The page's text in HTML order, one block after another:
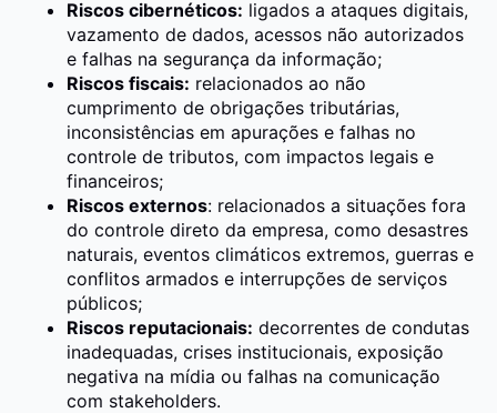
Riscos cibernéticos: ligados a ataques digitais,
vazamento de dados, acessos não autorizados
e falhas na segurança da informação;
Riscos fiscais: relacionados ao não
cumprimento de obrigações tributárias,
inconsistências em apurações e falhas no
controle de tributos, com impactos legais e
financeiros;
Riscos externos: relacionados a situações fora
do controle direto da empresa, como desastres
naturais, eventos climáticos extremos, guerras e
conflitos armados e interrupções de serviços
públicos;
Riscos reputacionais: decorrentes de condutas
inadequadas, crises institucionais, exposição
negativa na mídia ou falhas na comunicação
com stakeholders.